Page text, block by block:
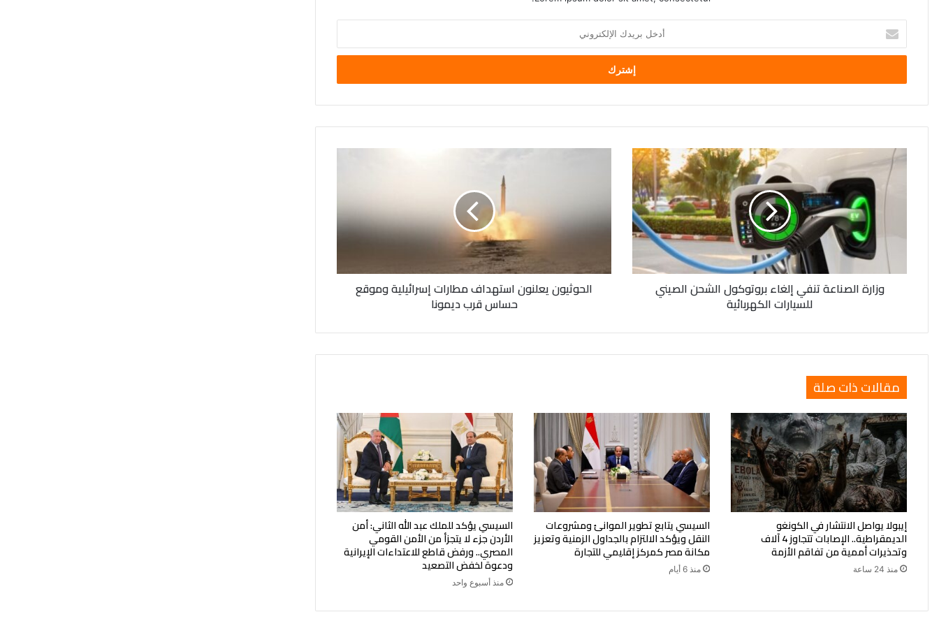
بريدك
الإلكتروني
وزارة
الصناعة
للسيارات
الكهربائية
وزارة الصناعة تنفي إلغاء بروتوكول الشحن الصيني
للسيارات الكهربائية
وموقع
ديمونا
الحوثيون يعلنون استهداف مطارات إسرائيلية وموقع
حساس قرب ديمونا
مقالات ذات صلة
إيبولا يواصل الانتشار في الكونغو
الديمقراطية.. الإصابات تتجاوز 4 آلاف
وتحذيرات أممية من تفاقم الأزمة
منذ 24 ساعة
السيسي يتابع تطوير الموانئ ومشروعات
النقل ويؤكد الالتزام بالجداول الزمنية وتعزيز
مكانة مصر كمركز إقليمي للتجارة
منذ 6 أيام
السيسي يؤكد للملك عبد الله الثاني: أمن
الأردن جزء لا يتجزأ من الأمن القومي
المصري.. ورفض قاطع للاعتداءات الإيرانية
ودعوة لخفض التصعيد
منذ أسبوع واحد